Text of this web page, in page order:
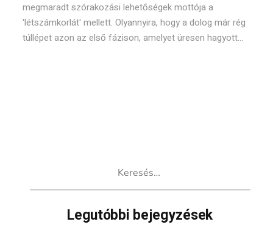
megmaradt szórakozási lehetőségek mottója a
'létszámkorlát' mellett. Olyannyira, hogy a dolog már rég
túllépet azon az első fázison, amelyet üresen hagyott...
Legutóbbi bejegyzések